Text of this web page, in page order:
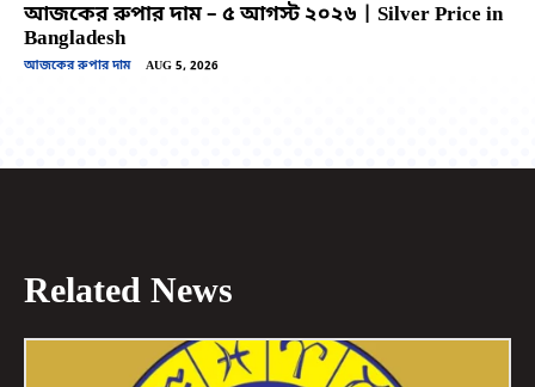
আজকের রুপার দাম – ৫ আগস্ট ২০২৬ | Silver Price in
Bangladesh
আজকের রুপার দাম AUG 5, 2026
Related News